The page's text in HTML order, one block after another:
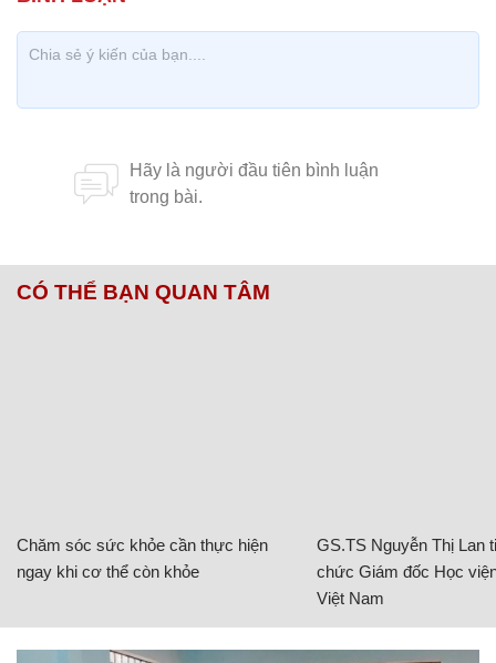
CÓ THỂ BẠN QUAN TÂM
Chăm sóc sức khỏe cần thực hiện
ngay khi cơ thể còn khỏe
GS.TS Nguyễn Thị Lan
chức Giám đốc Học
Việt Nam